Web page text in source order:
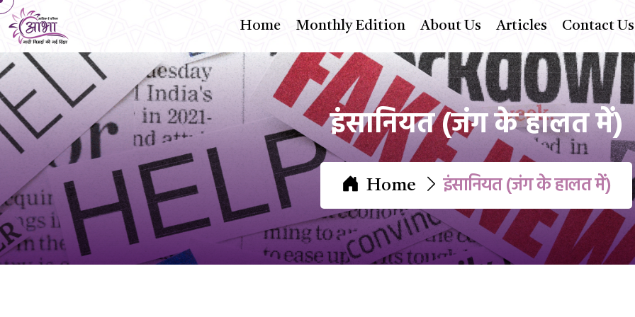
Home Monthly Edition About Us Articles Contact Us
इंसानियत (जंग के हालत में)
Home इंसानियत (जंग के हालत में)